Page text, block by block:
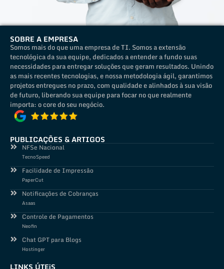
SOBRE A EMPRESA
Somos mais do que uma empresa de TI. Somos a extensão
tecnológica da sua equipe, dedicados a entender a fundo suas
necessidades para entregar soluções que geram resultados. Unindo
as mais recentes tecnologias, e nossa metodologia ágil, garantimos
projetos entregues no prazo, com qualidade e alinhados à sua visão
de futuro, liberando sua equipe para focar no que realmente
importa: o core do seu negócio.
PUBLICAÇÕES & ARTIGOS
NFSe Nacional
TecnoSpeed
Facilidade de Impressão
PaperCut
Notificações de Cobranças
Asaas
Controle de Pagamentos
Neofin
Chat GPT para Blogs
Hostinger
LINKS ÚTEiS